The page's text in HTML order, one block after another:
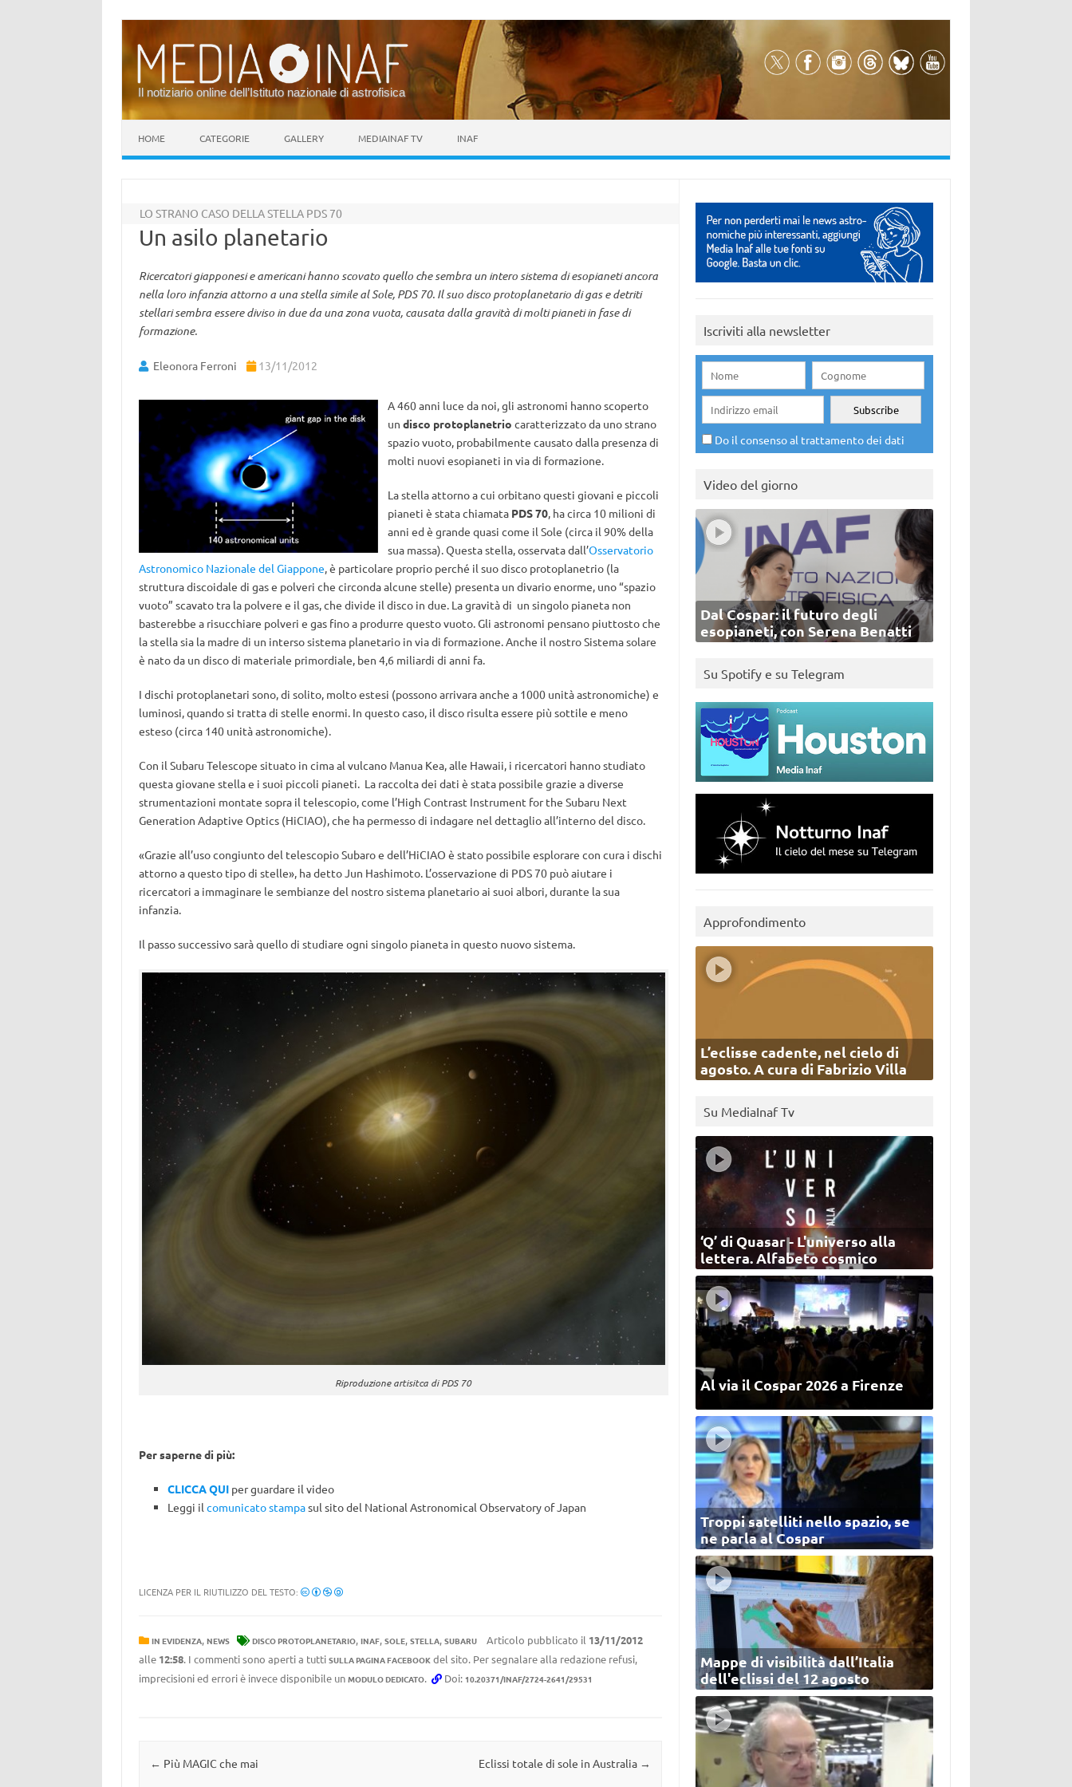
Il notiziario online dell’Istituto nazionale di astrofisica
HOME CATEGORIE GALLERY MEDIAINAF TV INAF
LO STRANO CASO DELLA STELLA PDS 70
Un asilo planetario
Ricercatori giapponesi e americani hanno scovato quello che sembra un intero sistema di esopianeti ancora
nella loro infanzia attorno a una stella simile al Sole, PDS 70. Il suo disco protoplanetario di gas e detriti
stellari sembra essere diviso in due da una zona vuota, causata dalla gravità di molti pianeti in fase di
formazione.
Eleonora Ferroni 13/11/2012
A 460 anni luce da noi, gli astronomi hanno scoperto
un disco protoplanetrio caratterizzato da uno strano
spazio vuoto, probabilmente causato dalla presenza di
molti nuovi esopianeti in via di formazione.
La stella attorno a cui orbitano questi giovani e piccoli
pianeti è stata chiamata PDS 70, ha circa 10 milioni di
anni ed è grande quasi come il Sole (circa il 90% della
sua massa). Questa stella, osservata dall’Osservatorio
Astronomico Nazionale del Giappone, è particolare proprio perché il suo disco protoplanetrio (la
struttura discoidale di gas e polveri che circonda alcune stelle) presenta un divario enorme, uno “spazio
vuoto” scavato tra la polvere e il gas, che divide il disco in due. La gravità di un singolo pianeta non
basterebbe a risucchiare polveri e gas fino a produrre questo vuoto. Gli astronomi pensano piuttosto che
la stella sia la madre di un interso sistema planetario in via di formazione. Anche il nostro Sistema solare
è nato da un disco di materiale primordiale, ben 4,6 miliardi di anni fa.
I dischi protoplanetari sono, di solito, molto estesi (possono arrivara anche a 1000 unità astronomiche) e
luminosi, quando si tratta di stelle enormi. In questo caso, il disco risulta essere più sottile e meno
esteso (circa 140 unità astronomiche).
Con il Subaru Telescope situato in cima al vulcano Manua Kea, alle Hawaii, i ricercatori hanno studiato
questa giovane stella e i suoi piccoli pianeti. La raccolta dei dati è stata possibile grazie a diverse
strumentazioni montate sopra il telescopio, come l’High Contrast Instrument for the Subaru Next
Generation Adaptive Optics (HiCIAO), che ha permesso di indagare nel dettaglio all’interno del disco.
«Grazie all’uso congiunto del telescopio Subaro e dell’HiCIAO è stato possibile esplorare con cura i dischi
attorno a questo tipo di stelle», ha detto Jun Hashimoto. L’osservazione di PDS 70 può aiutare i
ricercatori a immaginare le sembianze del nostro sistema planetario ai suoi albori, durante la sua
infanzia.
Il passo successivo sarà quello di studiare ogni singolo pianeta in questo nuovo sistema.
Riproduzione artisitca di PDS 70
Per saperne di più:
CLICCA QUI per guardare il video
Leggi il comunicato stampasul sito del National Astronomical Observatory of Japan
LICENZA PER IL RIUTILIZZO DEL TESTO:
IN EVIDENZA, NEWS DISCO PROTOPLANETARIO, INAF, SOLE, STELLA, SUBARU Articolo pubblicato il 13/11/2012
alle 12:58. I commenti sono aperti a tutti SULLA PAGINA FACEBOOKdel sito. Per segnalare alla redazione refusi,
imprecisioni ed errori è invece disponibile un MODULO DEDICATO. Doi: 10.20371/INAF/2724-2641/29531
Navigazione articolo
← Più MAGIC che mai Eclissi totale di sole in Australia →
Iscriviti alla newsletter
Do il consenso al trattamento dei dati
Video del giorno
Dal Cospar: il futuro degli
esopianeti, con Serena Benatti
Su Spotify e su Telegram
Approfondimento
L’eclisse cadente, nel cielo di
agosto. A cura di Fabrizio Villa
Su MediaInaf Tv
‘Q’ di Quasar - L'universo alla
lettera. Alfabeto cosmico
Al via il Cospar 2026 a Firenze
Troppi satelliti nello spazio, se
ne parla al Cospar
Mappe di visibilità dall’Italia
dell'eclissi del 12 agosto